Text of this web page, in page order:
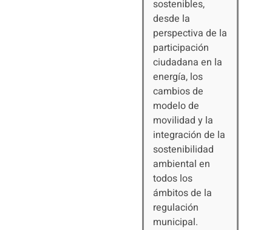
sostenibles,
desde la
perspectiva de la
participación
ciudadana en la
energía, los
cambios de
modelo de
movilidad y la
integración de la
sostenibilidad
ambiental en
todos los
ámbitos de la
regulación
municipal.